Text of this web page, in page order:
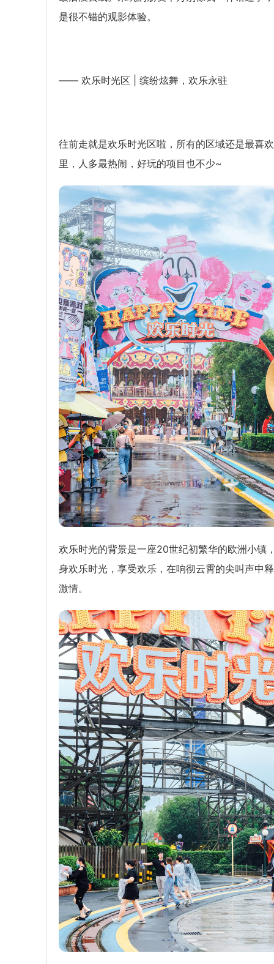
是很不错的观影体验。
—— 欢乐时光区 | 缤纷炫舞，欢乐永驻
往前走就是欢乐时光区啦，所有的区域还是最喜
里，人多最热闹，好玩的项目也不少~
欢乐时光的背景是一座20世纪初繁华的欧洲小镇
身欢乐时光，享受欢乐，在响彻云霄的尖叫声中
激情。